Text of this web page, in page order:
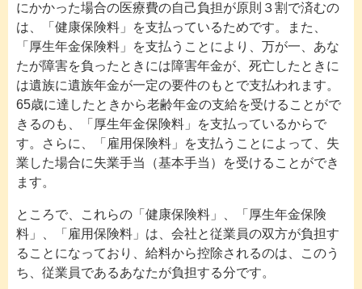
にかかった場合の医療費の自己負担が原則３割で済むの
は、「健康保険料」を支払っているためです。また、
「厚生年金保険料」を支払うことにより、万が一、あな
たが障害を負ったときには障害年金が、死亡したときに
は遺族に遺族年金が一定の要件のもとで支払われます。
65歳に達したときから老齢年金の支給を受けることがで
きるのも、「厚生年金保険料」を支払っているからで
す。さらに、「雇用保険料」を支払うことによって、失
業した場合に失業手当（基本手当）を受けることができ
ます。
ところで、これらの「健康保険料」、「厚生年金保険
料」、「雇用保険料」は、会社と従業員の双方が負担す
ることになっており、給料から控除されるのは、このう
ち、従業員であるあなたが負担する分です。